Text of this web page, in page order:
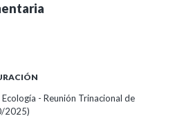
- Reunión Trinacional de
2025)